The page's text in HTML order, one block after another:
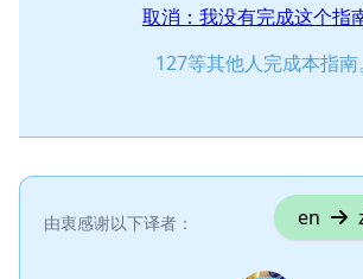
取消：我没有完成这个指南
127等其他人完成本指南。
由衷感谢以下译者： en